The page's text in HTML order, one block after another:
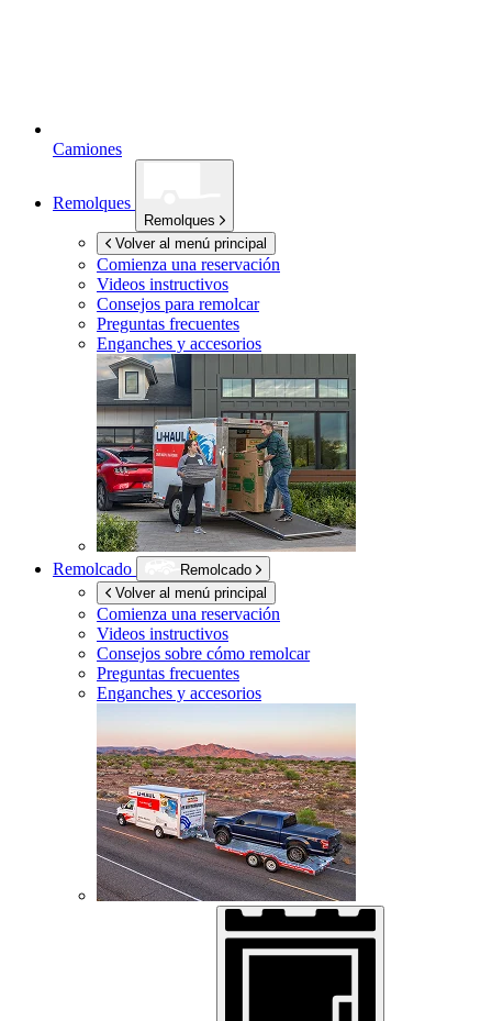
Camiones
Remolques
Remolques
Volver al menú principal
Comienza una reservación
Videos instructivos
Consejos para remolcar
Preguntas frecuentes
Enganches y accesorios
Remolcado
Remolcado
Volver al menú principal
Comienza una reservación
Videos instructivos
Consejos sobre cómo remolcar
Preguntas frecuentes
Enganches y accesorios